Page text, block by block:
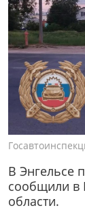
В Энгельсе
сообщили в
области.